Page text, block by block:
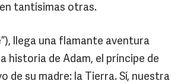
tantísimas otras.
llega una flamante aventura
historia de Adam, el príncipe de
de su madre: la Tierra. Sí, nuestra